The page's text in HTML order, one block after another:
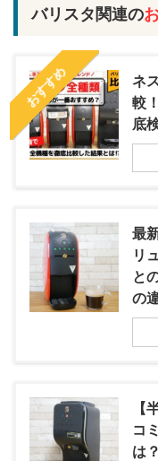
バリスタ関連の
おすすめ
ネ
較
底
最
リ
と
の
【
コ
は